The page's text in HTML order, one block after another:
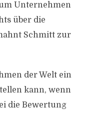
Unternehmen
über die
Schmitt zur
der Welt ein
kann, wenn
die Bewertung